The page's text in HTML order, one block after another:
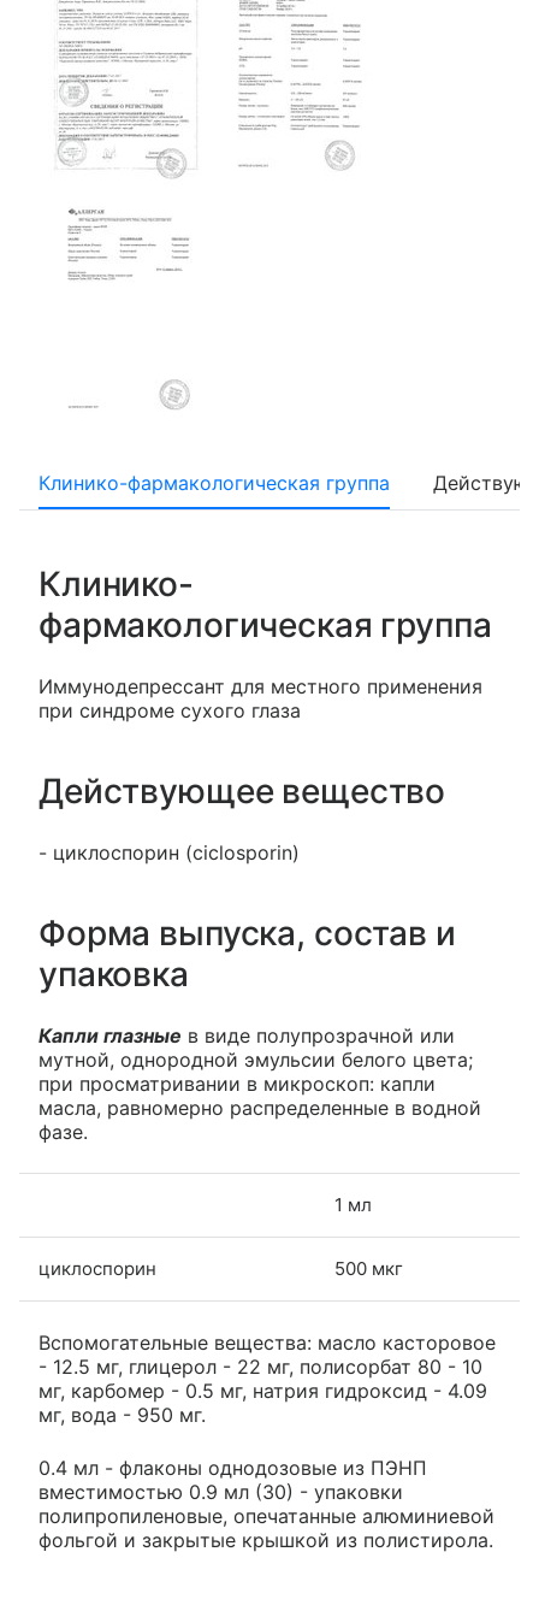
Клинико-фармакологическая группа
Клинико-
фармакологическая группа
Иммунодепрессант для местного применения
при синдроме сухого глаза
Действующее вещество
- циклоспорин (ciclosporin)
Форма выпуска, состав и
упаковка
Капли глазные в виде полупрозрачной или
мутной, однородной эмульсии белого цвета;
при просматривании в микроскоп: капли
масла, равномерно распределенные в водной
фазе.
1 мл
циклоспорин 500 мкг
Вспомогательные вещества: масло касторовое
- 12.5 мг, глицерол - 22 мг, полисорбат 80 - 10
мг, карбомер - 0.5 мг, натрия гидроксид - 4.09
мг, вода - 950 мг.
0.4 мл - флаконы однодозовые из ПЭНП
вместимостью 0.9 мл (30) - упаковки
полипропиленовые, опечатанные алюминиевой
фольгой и закрытые крышкой из полистирола.